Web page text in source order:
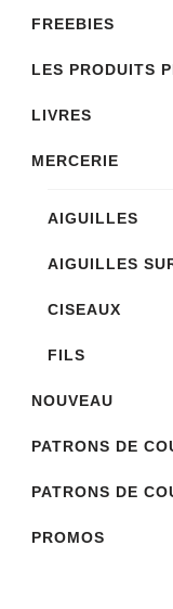
FREEBIES
LES PRODUITS
LIVRES
MERCERIE
AIGUILLES
AIGUILLES
CISEAUX
FILS
NOUVEAU
PATRONS DE
PATRONS DE
PROMOS